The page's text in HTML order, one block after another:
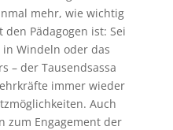
mehr, wie wichtig
Pädagogen ist: Sei
Windeln oder das
– der Tausendsassa
immer wieder
Auch
zum Engagement der